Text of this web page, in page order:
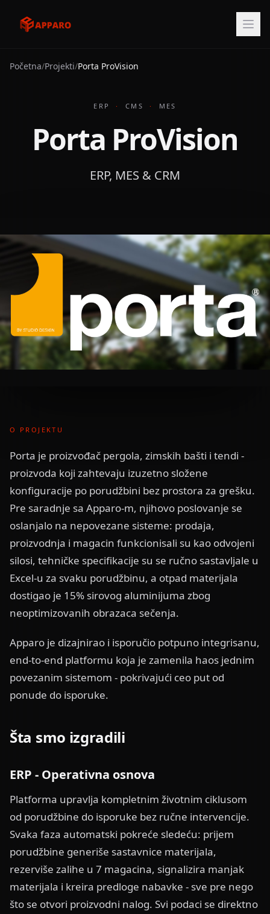
Početna/Projekti/Porta ProVision
ERP · CMS · MES
Porta ProVision
ERP, MES & CRM
O PROJEKTU
Porta je proizvođač pergola, zimskih bašti i tendi -
proizvoda koji zahtevaju izuzetno složene
konfiguracije po porudžbini bez prostora za grešku.
Pre saradnje sa Apparo-m, njihovo poslovanje se
oslanjalo na nepovezane sisteme: prodaja,
proizvodnja i magacin funkcionisali su kao odvojeni
silosi, tehničke specifikacije su se ručno sastavljale u
Excel-u za svaku porudžbinu, a otpad materijala
dostigao je 15% sirovog aluminijuma zbog
neoptimizovanih obrazaca sečenja.
Apparo je dizajnirao i isporučio potpuno integrisanu,
end-to-end platformu koja je zamenila haos jednim
povezanim sistemom - pokrivajući ceo put od
ponude do isporuke.
Šta smo izgradili
ERP - Operativna osnova
Platforma upravlja kompletnim životnim ciklusom
od porudžbine do isporuke bez ručne intervencije.
Svaka faza automatski pokreće sledeću: prijem
porudžbine generiše sastavnice materijala,
rezerviše zalihe u 7 magacina, signalizira manjak
materijala i kreira predloge nabavke - sve pre nego
što se otvori proizvodni nalog. Svi podaci se direktno